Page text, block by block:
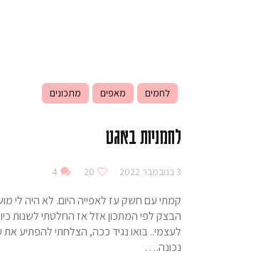
לחמים מאפים מתכונים
לחמניות באגט
3 בנובמבר 2022 20
4
קמתי עם חשק עז לאפייה היום. לא היה לי
הבצק לפי המתכון אזל אז החלטתי לשנות
לעצמי.. בואו נגיד ככה, הצלחתי להפתיע
נכונה.…